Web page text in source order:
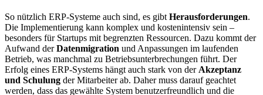
So nützlich ERP-Systeme auch sind, es gibt Herausforderungen.
Die Implementierung kann komplex und kostenintensiv sein –
besonders für Startups mit begrenzten Ressourcen. Dazu kommt der
Aufwand derDatenmigration und Anpassungen im laufenden
Betrieb, was manchmal zu Betriebsunterbrechungen führt. Der
Erfolg eines ERP-Systems hängt auch stark von der Akzeptanz
und Schulung der Mitarbeiter ab. Daher muss darauf geachtet
werden, dass das gewählte System benutzerfreundlich und die